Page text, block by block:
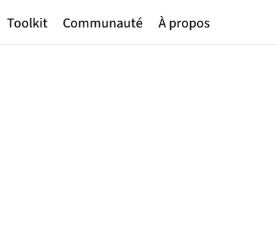
Toolkit Communauté À propos